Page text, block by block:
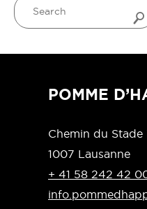
POMME
Chemin du Stade
1007 Lausanne
+ 41 58 242 42